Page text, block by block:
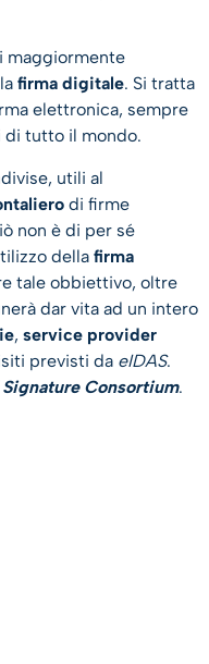
maggiormente
firma digitale. Si tratta
elettronica, sempre
di tutto il mondo.
utili al
di firme
non è di per sé
della firma
tale obbiettivo, oltre
dar vita ad un intero
, service provider
previsti da eIDAS.
Consortium.